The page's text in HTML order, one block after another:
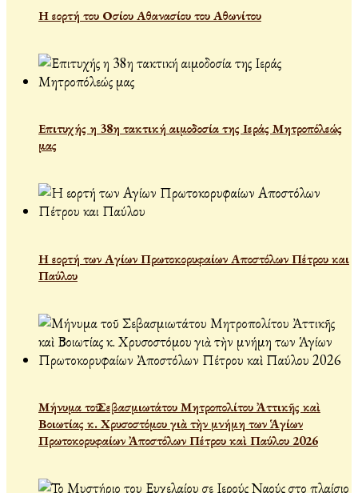
Η εορτή του Οσίου Αθανασίου του Αθωνίτου
Επιτυχής η 38η τακτική αιμοδοσία της Ιεράς Μητροπόλεώς
μας
Η εορτή των Αγίων Πρωτοκορυφαίων Αποστόλων Πέτρου και
Παύλου
Μήνυμα τοῦ Σεβασμιωτάτου Μητροπολίτου Ἀττικῆς καὶ
Βοιωτίας κ. Χρυσοστόμου γιὰ τὴν μνήμη των Ἁγίων
Πρωτοκορυφαίων Ἀποστόλων Πέτρου καὶ Παύλου 2026